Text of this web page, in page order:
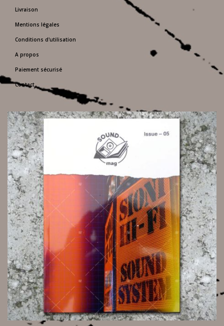
Livraison
Mentions légales
Conditions d'utilisation
A propos
Paiement sécurisé
Contact